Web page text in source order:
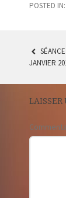
POSTED IN:
POST
JANVIER
LAISSER